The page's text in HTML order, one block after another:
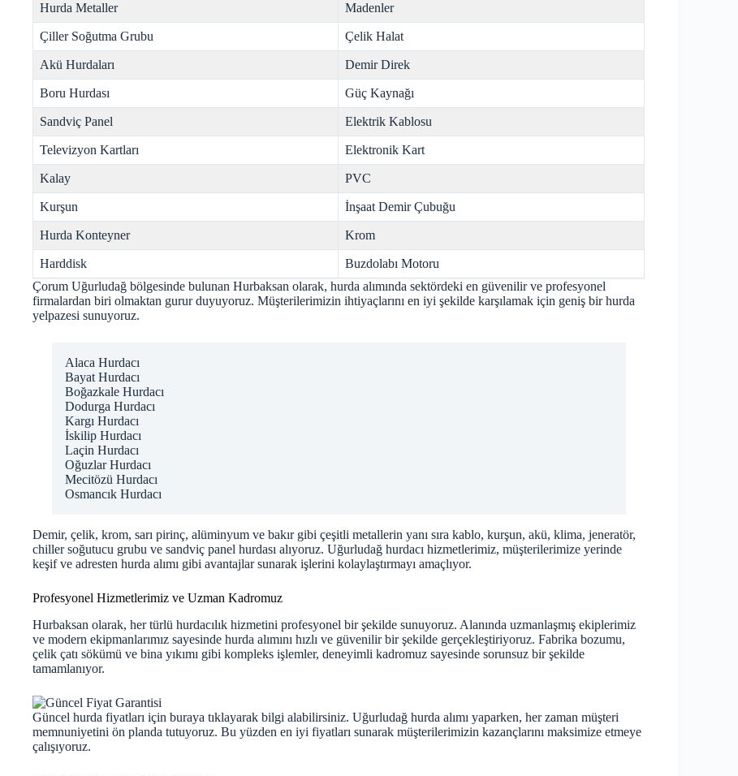
Hurda Metaller Madenler
Çiller Soğutma Grubu Çelik Halat
Akü Hurdaları Demir Direk
Boru Hurdası Güç Kaynağı
Sandviç Panel Elektrik Kablosu
Televizyon Kartları Elektronik Kart
Kalay PVC
Kurşun İnşaat Demir Çubuğu
Hurda Konteyner Krom
Harddisk
Buzdolabı Motoru
Çorum Uğurludağ bölgesinde bulunan Hurbaksan olarak, hurda alımında sektördeki en güvenilir ve profesyonel
firmalardan biri olmaktan gurur duyuyoruz. Müşterilerimizin ihtiyaçlarını en iyi şekilde karşılamak için geniş bir hurda
yelpazesi sunuyoruz.
Alaca Hurdacı
Bayat Hurdacı
Boğazkale Hurdacı
Dodurga Hurdacı
Kargı Hurdacı
İskilip Hurdacı
Laçin Hurdacı
Oğuzlar Hurdacı
Mecitözü Hurdacı
Osmancık Hurdacı
Demir, çelik, krom, sarı pirinç, alüminyum ve bakır gibi çeşitli metallerin yanı sıra kablo, kurşun, akü, klima, jeneratör,
chiller soğutucu grubu ve sandviç panel hurdası alıyoruz. Uğurludağ hurdacı hizmetlerimiz, müşterilerimize yerinde
keşif ve adresten hurda alımı gibi avantajlar sunarak işlerini kolaylaştırmayı amaçlıyor.
Profesyonel Hizmetlerimiz ve Uzman Kadromuz
Hurbaksan olarak, her türlü hurdacılık hizmetini profesyonel bir şekilde sunuyoruz. Alanında uzmanlaşmış ekiplerimiz
ve modern ekipmanlarımız sayesinde hurda alımını hızlı ve güvenilir bir şekilde gerçekleştiriyoruz. Fabrika bozumu,
çelik çatı sökümü ve bina yıkımı gibi kompleks işlemler, deneyimli kadromuz sayesinde sorunsuz bir şekilde
tamamlanıyor.
Güncel hurda fiyatları için buraya tıklayarak bilgi alabilirsiniz. Uğurludağ hurda alımı yaparken, her zaman müşteri
memnuniyetini ön planda tutuyoruz. Bu yüzden en iyi fiyatları sunarak müşterilerimizin kazançlarını maksimize etmeye
çalışıyoruz.